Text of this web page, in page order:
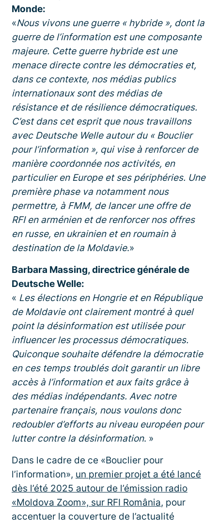
Monde:
«Nous vivons une guerre « hybride », dont la
guerre de l’information est une composante
majeure. Cette guerre hybride est une
menace directe contre les démocraties et,
dans ce contexte, nos médias publics
internationaux sont des médias de
résistance et de résilience démocratiques.
C’est dans cet esprit que nous travaillons
avec Deutsche Welle autour du « Bouclier
pour l’information », qui vise à renforcer de
manière coordonnée nos activités, en
particulier en Europe et ses périphéries. Une
première phase va notamment nous
permettre, à FMM, de lancer une offre de
RFI en arménien et de renforcer nos offres
en russe, en ukrainien et en roumain à
destination de la Moldavie.»
Barbara Massing, directrice générale de
Deutsche Welle:
« Les élections en Hongrie et en République
de Moldavie ont clairement montré à quel
point la désinformation est utilisée pour
influencer les processus démocratiques.
Quiconque souhaite défendre la démocratie
en ces temps troublés doit garantir un libre
accès à l’information et aux faits grâce à
des médias indépendants. Avec notre
partenaire français, nous voulons donc
redoubler d’efforts au niveau européen pour
lutter contre la désinformation. »
Dans le cadre de ce «Bouclier pour
l’information», un premier projet a été lancé
dès l’été 2025 autour de l’émission radio
«Moldova Zoom», sur RFI România, pour
accentuer la couverture de l’actualité